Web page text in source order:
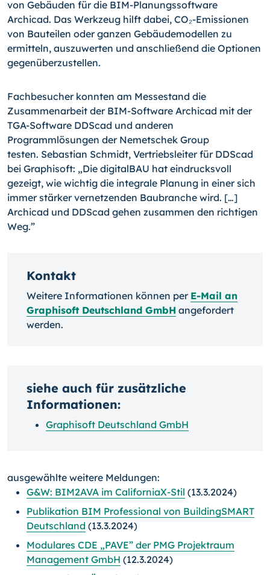
von Gebäuden für die BIM-Planungssoftware
Archicad. Das Werkzeug hilft dabei, CO₂-Emissionen
von Bauteilen oder ganzen Gebäudemodellen zu
ermitteln, auszuwerten und anschließend die Optionen
gegenüberzustellen.
Fachbesucher konnten am Messestand die
Zusammenarbeit der BIM-Software Archicad mit der
TGA-Software DDScad und anderen
Programmlösungen der Nemetschek Group
testen. Sebastian Schmidt, Vertriebsleiter für DDScad
bei Graphisoft: „Die digitalBAU hat eindrucksvoll
gezeigt, wie wichtig die integrale Planung in einer sich
immer stärker vernetzenden Baubranche wird. […]
Archicad und DDScad gehen zusammen den richtigen
Weg.”
Kontakt
Weitere Informationen können per E-Mail an
Graphisoft Deutschland GmbH angefordert
werden.
siehe auch für zusätzliche
Informationen:
Graphisoft Deutschland GmbH
ausgewählte weitere Meldungen:
G&W: BIM2AVA im CaliforniaX-Stil (13.3.2024)
Publikation BIM Professional von BuildingSMART
Deutschland (13.3.2024)
Modulares CDE „PAVE” der PMG Projektraum
Management GmbH (12.3.2024)